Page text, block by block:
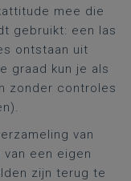
mee die
gebruikt: een las
ontstaan uit
graad kun je als
zonder controles
van
een eigen
zijn terug te